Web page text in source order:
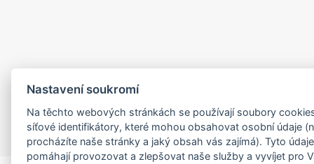
Nastavení soukromí
Na těchto webových stránkách se používají soubory
síťové identifikátory, které mohou obsahovat osobní údaje
procházíte naše stránky a jaký obsah vás zajímá). Tyto
pomáhají provozovat a zlepšovat naše služby a vyvíjet pro